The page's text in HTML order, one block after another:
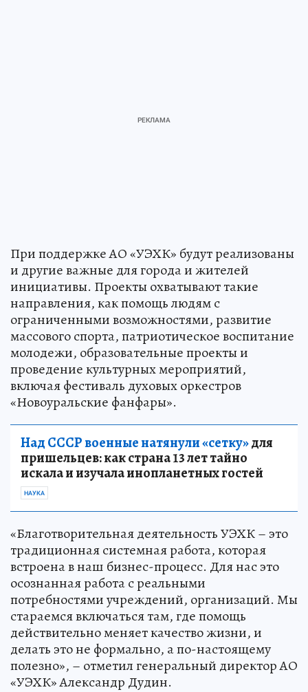
При поддержке АО «УЭХК» будут реализованы
и другие важные для города и жителей
инициативы. Проекты охватывают такие
направления, как помощь людям с
ограниченными возможностями, развитие
массового спорта, патриотическое воспитание
молодежи, образовательные проекты и
проведение культурных мероприятий,
включая фестиваль духовых оркестров
«Новоуральские фанфары».
Над СССР военные натянули «сетку»для
пришельцев: как страна 13 лет тайно
искала и изучала инопланетных гостей
НАУКА
«Благотворительная деятельность УЭХК – это
традиционная системная работа, которая
встроена в наш бизнес-процесс. Для нас это
осознанная работа с реальными
потребностями учреждений, организаций. Мы
стараемся включаться там, где помощь
действительно меняет качество жизни, и
делать это не формально, а по-настоящему
полезно», – отметил генеральный директор АО
«УЭХК» Александр Дудин.